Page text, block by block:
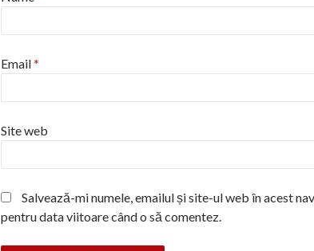
Email*
Site web
Salvează-mi numele, emailul și site-ul web în acest
pentru data viitoare când o să comentez.